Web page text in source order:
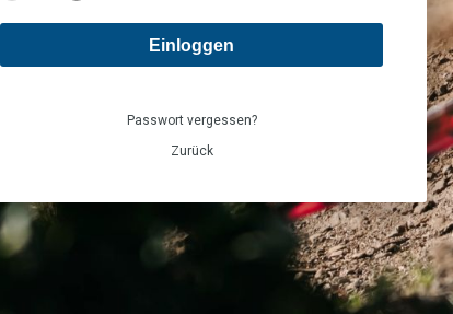
Einloggen
Passwort vergessen?
Zurück